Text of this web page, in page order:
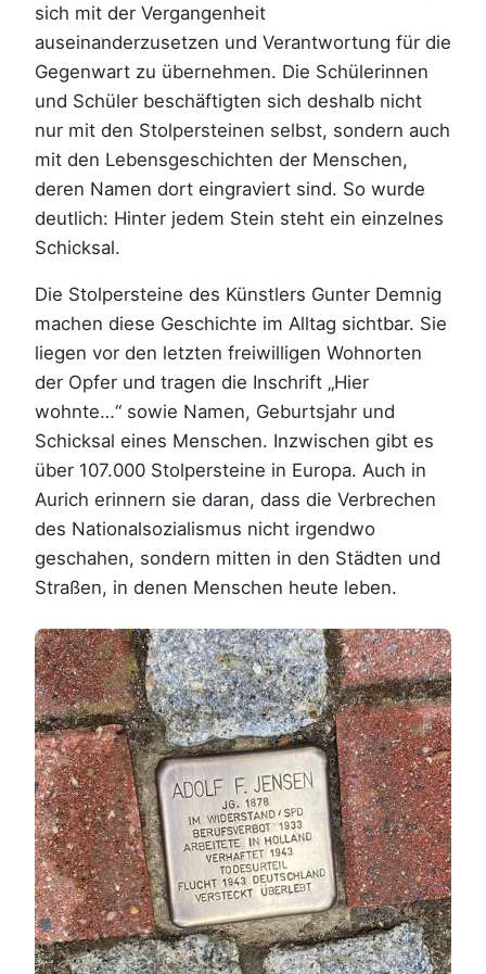
sich mit der Vergangenheit
auseinanderzusetzen und Verantwortung für die
Gegenwart zu übernehmen. Die Schülerinnen
und Schüler beschäftigten sich deshalb nicht
nur mit den Stolpersteinen selbst, sondern auch
mit den Lebensgeschichten der Menschen,
deren Namen dort eingraviert sind. So wurde
deutlich: Hinter jedem Stein steht ein einzelnes
Schicksal.
Die Stolpersteine des Künstlers Gunter Demnig
machen diese Geschichte im Alltag sichtbar. Sie
liegen vor den letzten freiwilligen Wohnorten
der Opfer und tragen die Inschrift „Hier
wohnte…“ sowie Namen, Geburtsjahr und
Schicksal eines Menschen. Inzwischen gibt es
über 107.000 Stolpersteine in Europa. Auch in
Aurich erinnern sie daran, dass die Verbrechen
des Nationalsozialismus nicht irgendwo
geschahen, sondern mitten in den Städten und
Straßen, in denen Menschen heute leben.